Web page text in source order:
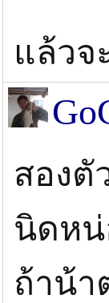
แล้วจ
สองตั
นิดห
ถ้าน้า